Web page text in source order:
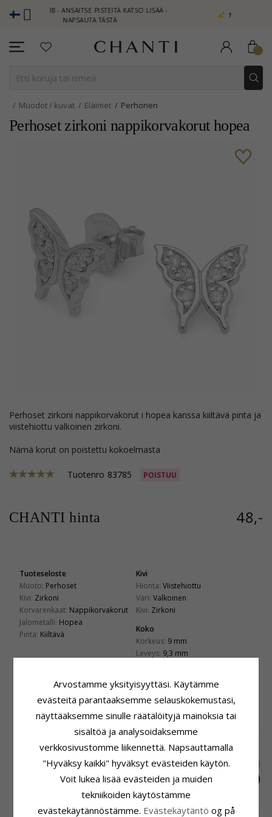
- ANSAITSE PISTEITÄ KATSO LISÄÄ -
NAPSAUTA TÄSTÄ
NEW COLLECTION |
Muodot / kuvat Eläimet Perhonen
Perhoset zirkoni nappikorvakorut hopea
perhoset zirkoni nappikorvakorut i hopea kanssa kiiltävä pinta ja
viistehiottu valkoinen zirkoni.
Nämä korut on poistettu kokoelmasta
Tuotenro 83785 POISTUU
CHANTI hinta 48,-
Tuoteseloste
Muoto: Perhoset
Kivi: Zirkoni
Korvarenkaat: Nappikorvakorut
Jalometalli: Hopea
Pinta: Kiiltävä
Kivi
Hionta: Viistehiottu
Väri: Valkoinen
Kivi: Zirkoni
Koko
Korkeus: 9 mm
Leveys: 9,3 mm
Toimitusaika:4-5 Arkipäivä
ASIAKKAAT OSTAVAT MYÖS
Voimistelija
Aitoja ear cuff hopea
Nordahl andersen
Arvostamme yksityisyyttäsi. Käytämme
evästeitä parantaaksemme selauskokemustasi,
näyttääksemme sinulle räätälöityjä mainoksia tai
sisältöä ja analysoidaksemme
verkkosivustomme liikennettä. Napsauttamalla
"Hyväksy kaikki" hyväksyt evästeiden käytön.
Voit lukea lisää evästeiden ja muiden
tekniikoiden käytöstämme
evästekäytännöstämme. Evästekäytäntö og på